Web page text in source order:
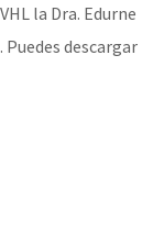
la Dra. Edurne
descargar